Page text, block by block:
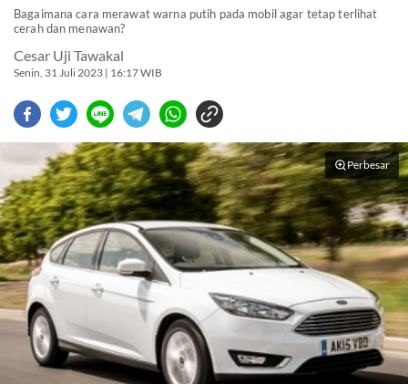
Bagaimana cara merawat warna putih pada mobil agar tetap terlihat
cerah dan menawan?
Cesar Uji Tawakal
Senin, 31 Juli 2023 | 16:17 WIB
Perbesar